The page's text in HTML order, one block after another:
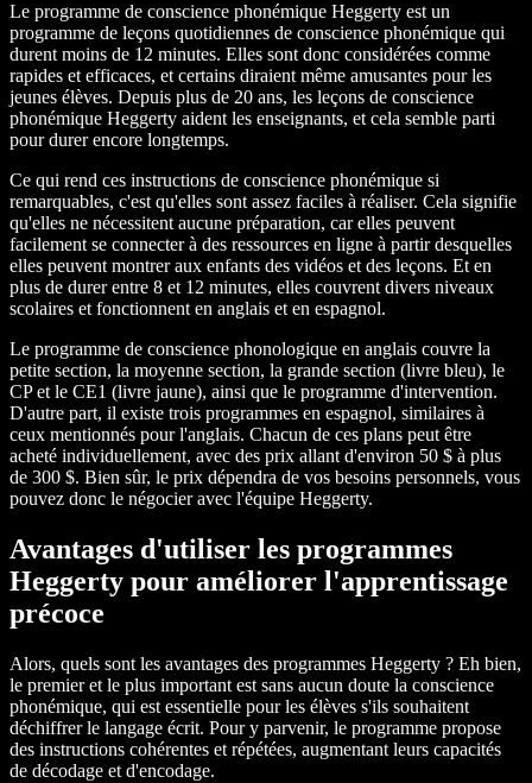
Le programme de conscience phonémique Heggerty est un
programme de leçons quotidiennes de conscience phonémique qui
durent moins de 12 minutes. Elles sont donc considérées comme
rapides et efficaces, et certains diraient même amusantes pour les
jeunes élèves. Depuis plus de 20 ans, les leçons de conscience
phonémique Heggerty aident les enseignants, et cela semble parti
pour durer encore longtemps.
Ce qui rend ces instructions de conscience phonémique si
remarquables, c'est qu'elles sont assez faciles à réaliser. Cela signifie
qu'elles ne nécessitent aucune préparation, car elles peuvent
facilement se connecter à des ressources en ligne à partir desquelles
elles peuvent montrer aux enfants des vidéos et des leçons. Et en
plus de durer entre 8 et 12 minutes, elles couvrent divers niveaux
scolaires et fonctionnent en anglais et en espagnol.
Le programme de conscience phonologique en anglais couvre la
petite section, la moyenne section, la grande section (livre bleu), le
CP et le CE1 (livre jaune), ainsi que le programme d'intervention.
D'autre part, il existe trois programmes en espagnol, similaires à
ceux mentionnés pour l'anglais. Chacun de ces plans peut être
acheté individuellement, avec des prix allant d'environ 50 $ à plus
de 300 $. Bien sûr, le prix dépendra de vos besoins personnels, vous
pouvez donc le négocier avec l'équipe Heggerty.
Avantages d'utiliser les programmes
Heggerty pour améliorer l'apprentissage
précoce
Alors, quels sont les avantages des programmes Heggerty ? Eh bien,
le premier et le plus important est sans aucun doute la conscience
phonémique, qui est essentielle pour les élèves s'ils souhaitent
déchiffrer le langage écrit. Pour y parvenir, le programme propose
des instructions cohérentes et répétées, augmentant leurs capacités
de décodage et d'encodage.